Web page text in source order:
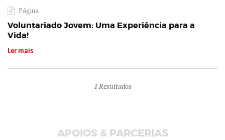
Página
Voluntariado Jovem: Uma Experiência para a
Vida!
Ler mais
1 Resultados
APOIOS & PARCERIAS